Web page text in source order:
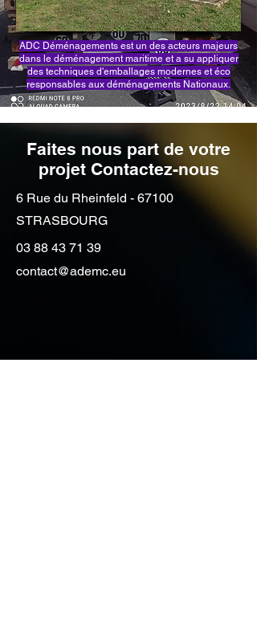
ADC Déménagements est un des acteurs majeurs
dans le déménagement maritime et a su appliquer
des techniques d'emballages modernes et éco
responsables aux déménagements Nationaux.
Faites nous part de votre
projet Contactez-nous
6 Rue du Rheinfeld - 67100
STRASBOURG
03 88 43 71 39
contact@ademc.eu